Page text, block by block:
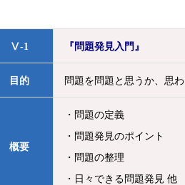
Ⅴ-1 『問題発見入門』
目的 問題を問題と思うか、思
概要
・問題の定義
・問題発見のポイント
・問題の整理
・日々できる問題発見 他